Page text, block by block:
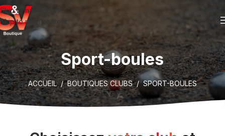
Skip to navigation
Skip to main content
Sport-boules
ACCUEIL/BOUTIQUES CLUBS/ SPORT-BOULES